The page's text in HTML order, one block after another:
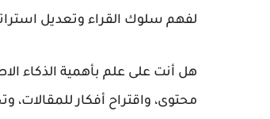
لفهم سلوك القراء وتعديل
هل أنت على علم بأهمية الذكاء